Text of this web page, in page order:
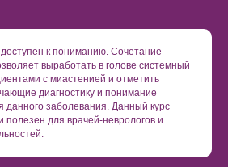
к пониманию. Сочетание
выработать в голове системный
с миастенией и отметить
диагностику и понимание
данного заболевания. Данный курс
полезен для врачей-неврологов и